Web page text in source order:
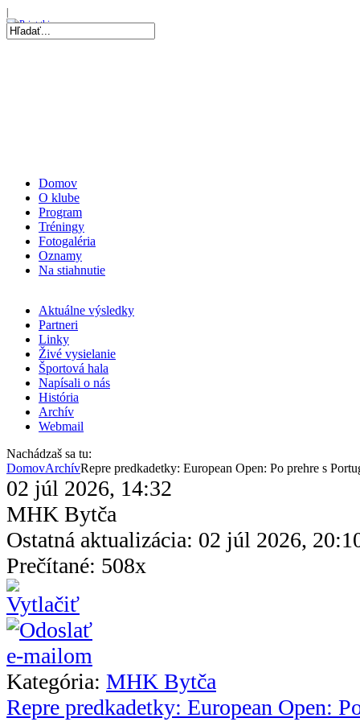
Domov
O klube
Program
Tréningy
Fotogaléria
Oznamy
Na stiahnutie
Aktuálne výsledky
Partneri
Linky
Živé vysielanie
Športová hala
Napísali o nás
História
Archív
Webmail
Nachádzaš sa tu:
DomovArchívRepre predkadetky: European Open: Po prehre s
02 júl 2026, 14:32
MHK Bytča
Ostatná aktualizácia: 02 júl 2026,
Prečítané: 508x
Kategória: MHK Bytča
Repre predkadetky: European Open: